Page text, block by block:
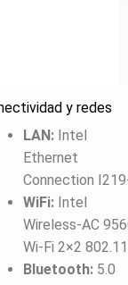
y redes
LAN:Intel
Ethernet
Connection
WiFi:Intel
Wireless-AC
Wi-Fi 2×2
Bluetooth:5.0